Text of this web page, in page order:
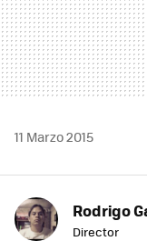
11 Marzo 2015
Rodrigo
Director